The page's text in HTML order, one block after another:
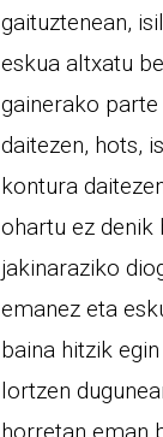
gaituztenean,
eskua altxatu
gainerako
daitezen, hots,
kontura
ohartu ez denik
jakinaraziko
emanez eta
baina hitzik
lortzen
horretan eman